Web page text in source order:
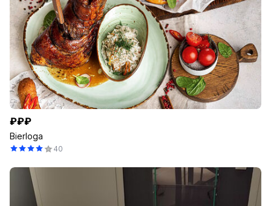
₽₽₽
Bierloga
40